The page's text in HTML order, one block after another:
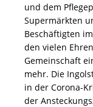
und dem
Supermärkten
Beschäftigten
den vielen
Gemeinschaft
mehr. Die
in der Corona-
der